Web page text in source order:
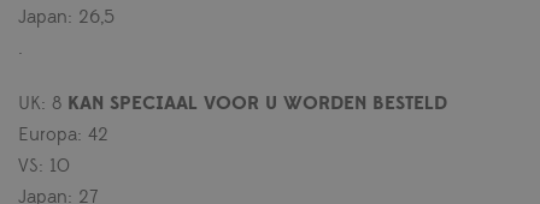
Japan: 26,5
.
UK: 8 KAN SPECIAAL VOOR U WORDEN BESTELD
Europa: 42
VS: 10
Japan: 27